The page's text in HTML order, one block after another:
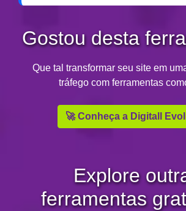
Gostou desta
Que tal transformar seu site em
tráfego com ferramentas
🚀 Conheça a Digitall
Explore
ferramentas